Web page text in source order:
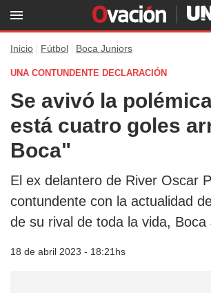
Inicio Fútbol Boca Juniors
UNA CONTUNDENTE DECLARACIÓN
Se avivó la
está cuatro goles
Boca"
El ex delantero de River Oscar
contundente con la actualidad
de su rival de toda la vida, Boca
18 de abril 2023 - 18:21hs